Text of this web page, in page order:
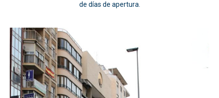
de días de apertura.